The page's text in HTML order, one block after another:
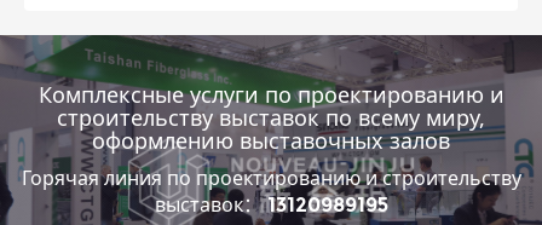
Комплексные услуги по проектированию и
строительству выставок по всему миру,
оформлению выставочных залов
Горячая линия по проектированию и строительству
выставок：13120989195